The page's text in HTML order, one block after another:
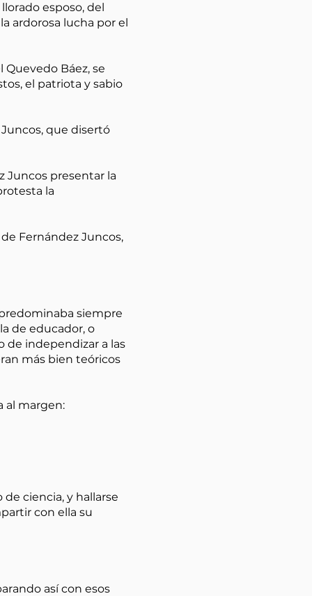
esposo, del
ardorosa lucha por el
Báez, se
el patriota y sabio
que disertó
Juncos presentar la
la
Fernández Juncos,
siempre
de educador, o
de independizar a las
más bien teóricos
al margen:
ciencia, y hallarse
con ella su
así con esos